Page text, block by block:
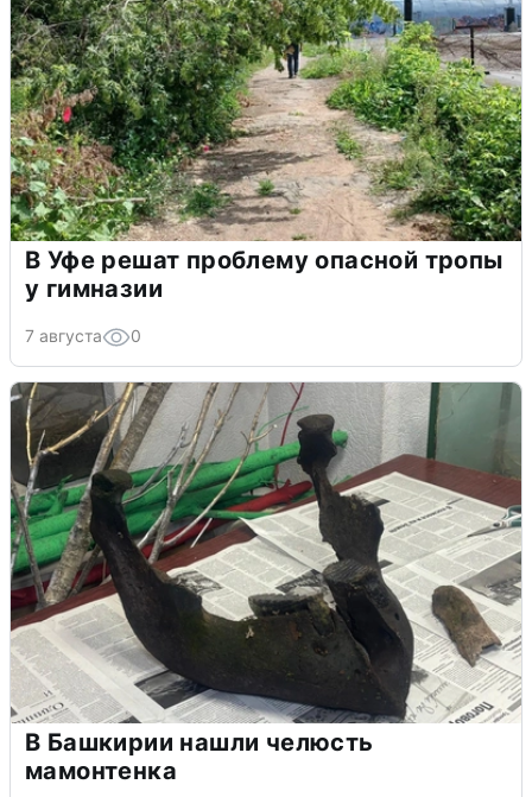
В Уфе решат проблему опасной тропы
у гимназии
7 августа 0
В Башкирии нашли челюсть
мамонтенка